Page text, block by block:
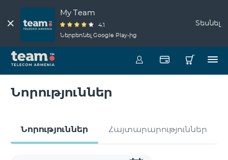
My Team
4.1
Ներբեռնել Google Play-ից
Տեսնել
Նորություններ
Նորություններ Հայտարարություններ